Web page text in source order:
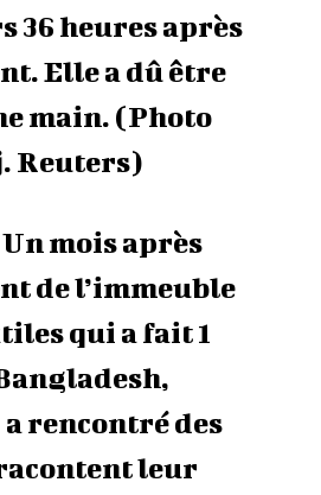
36 heures après
Elle a dû être
main. (Photo
Reuters)
Un mois après
de l’immeuble
qui a fait 1
rencontré des
leur